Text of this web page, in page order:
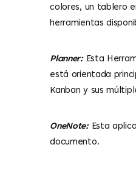
colores, un tablero
herramientas
Planner:Esta
está orientada
Kanban y sus
OneNote:Esta
documento.